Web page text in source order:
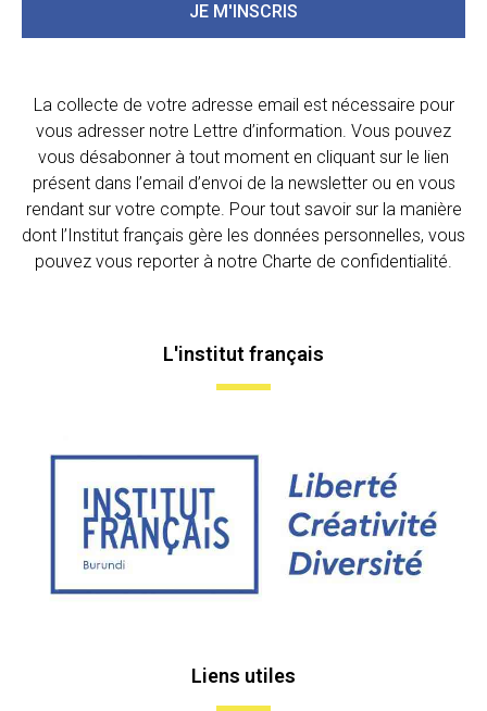
JE M'INSCRIS
La collecte de votre adresse email est nécessaire pour
vous adresser notre Lettre d’information. Vous pouvez
vous désabonner à tout moment en cliquant sur le lien
présent dans l’email d’envoi de la newsletter ou en vous
rendant sur votre compte. Pour tout savoir sur la manière
dont l’Institut français gère les données personnelles, vous
pouvez vous reporter à notre Charte de confidentialité.
L'institut français
Liens utiles